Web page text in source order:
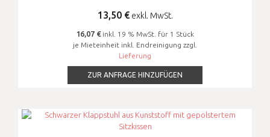
13,50 €exkl. MwSt.
16,07 €inkl. 19 % MwSt. für 1 Stück
je Mieteinheit inkl. Endreinigung zzgl.
Lieferung
ZUR ANFRAGE HINZUFÜGEN